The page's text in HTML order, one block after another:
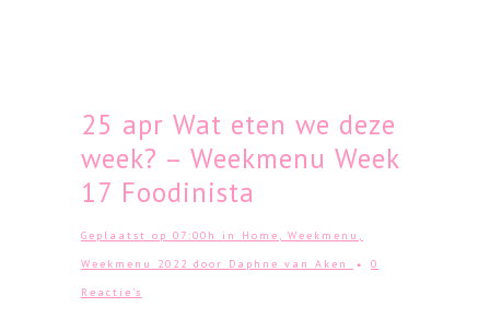
25 apr Wat eten we deze
week? – Weekmenu Week
17 Foodinista
Geplaatst op 07:00h in Home , Weekmenu ,
Weekmenu 2022 door Daphne van Aken
0
Reactie's